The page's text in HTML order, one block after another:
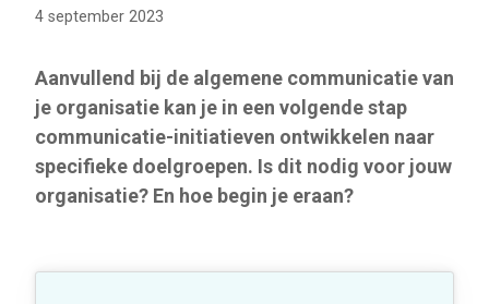
4 september 2023
Aanvullend bij de algemene communicatie van
je organisatie kan je in een volgende stap
communicatie-initiatieven ontwikkelen naar
specifieke doelgroepen. Is dit nodig voor jouw
organisatie? En hoe begin je eraan?